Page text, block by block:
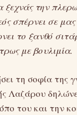
ξεχνάς την
σπέρνει σε μας
το ξανθό
με βουλιμία.
τη σοφία της
Λαζάρου
του και την